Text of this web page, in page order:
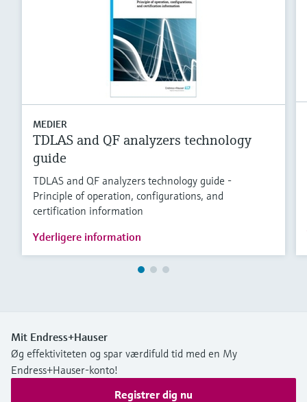
MEDIER
TDLAS and QF analyzers technology
guide
TDLAS and QF analyzers technology guide -
Principle of operation, configurations, and
certification information
Yderligere information
Mit Endress+Hauser
Øg effektiviteten og spar værdifuld tid med en My
Endress+Hauser-konto!
Registrer dig nu